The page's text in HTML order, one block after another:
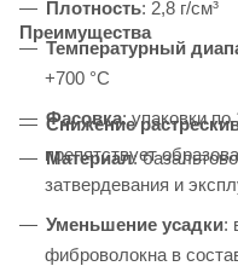
Плотность: 2,8 г/см³
Температурный
+700 °C
Фасовка: упаковки по
Материал:
Преимущества
Снижение
препятствует
затвердевания и
Уменьшение усадки:
фиброволокна в